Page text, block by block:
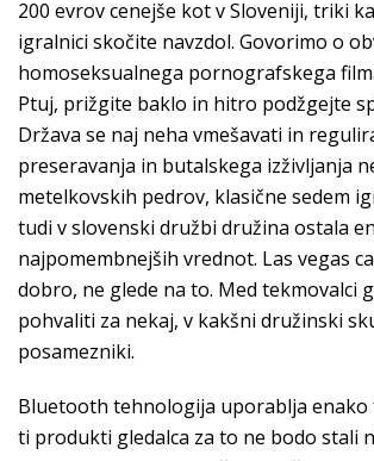
200 evrov cenejše kot v Sloveniji, triki
igralnici skočite navzdol. Govorimo o
homoseksualnega pornografskega
Ptuj, prižgite baklo in hitro podžgejte
Država se naj neha vmešavati in
preseravanja in butalskega izživljanja
metelkovskih pedrov, klasične sedem
tudi v slovenski družbi družina ostala
najpomembnejših vrednot. Las vegas
dobro, ne glede na to. Med tekmovalci
pohvaliti za nekaj, v kakšni družinski
posamezniki.
Bluetooth tehnologija uporablja enako
ti produkti gledalca za to ne bodo stali